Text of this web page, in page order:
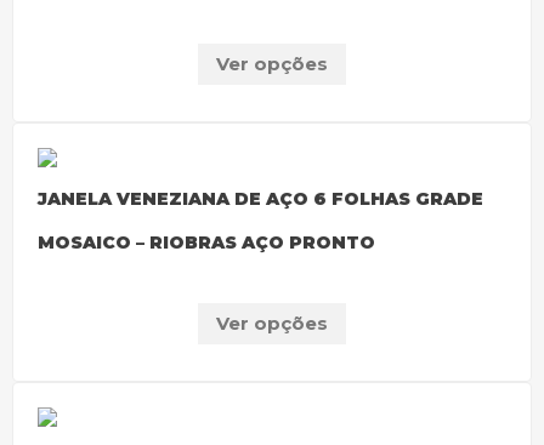
Ver opções
JANELA VENEZIANA DE AÇO 6 FOLHAS GRADE
MOSAICO – RIOBRAS AÇO PRONTO
Ver opções